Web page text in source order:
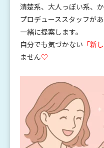
清楚系、大人っぽい系、か
プロデューススタッフが
一緒に提案します。
自分でも気づかない 「新
ません♡